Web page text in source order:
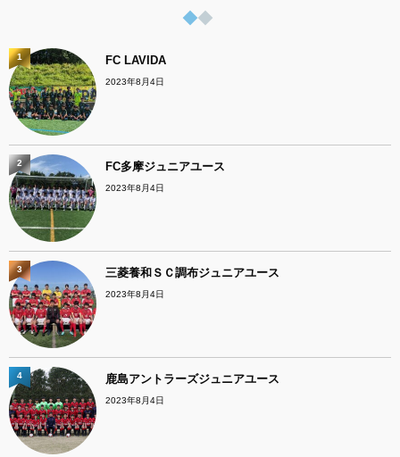
FC LAVIDA
2023年8月4日
1
FC多摩ジュニアユース
2023年8月4日
2
三菱養和ＳＣ調布ジュニアユース
2023年8月4日
3
鹿島アントラーズジュニアユース
2023年8月4日
4